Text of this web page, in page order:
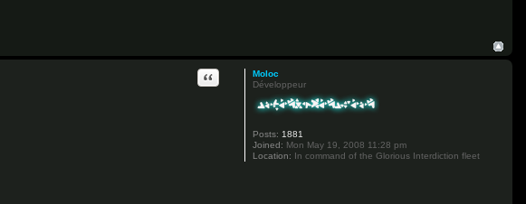
Moloc
Développeur
Posts: 1881
Joined: Mon May 19, 2008 11:28 pm
Location: In command of the Glorious Interdiction fleet
Quote